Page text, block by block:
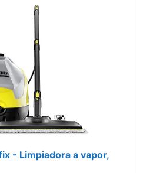
- Limpiadora a vapor,